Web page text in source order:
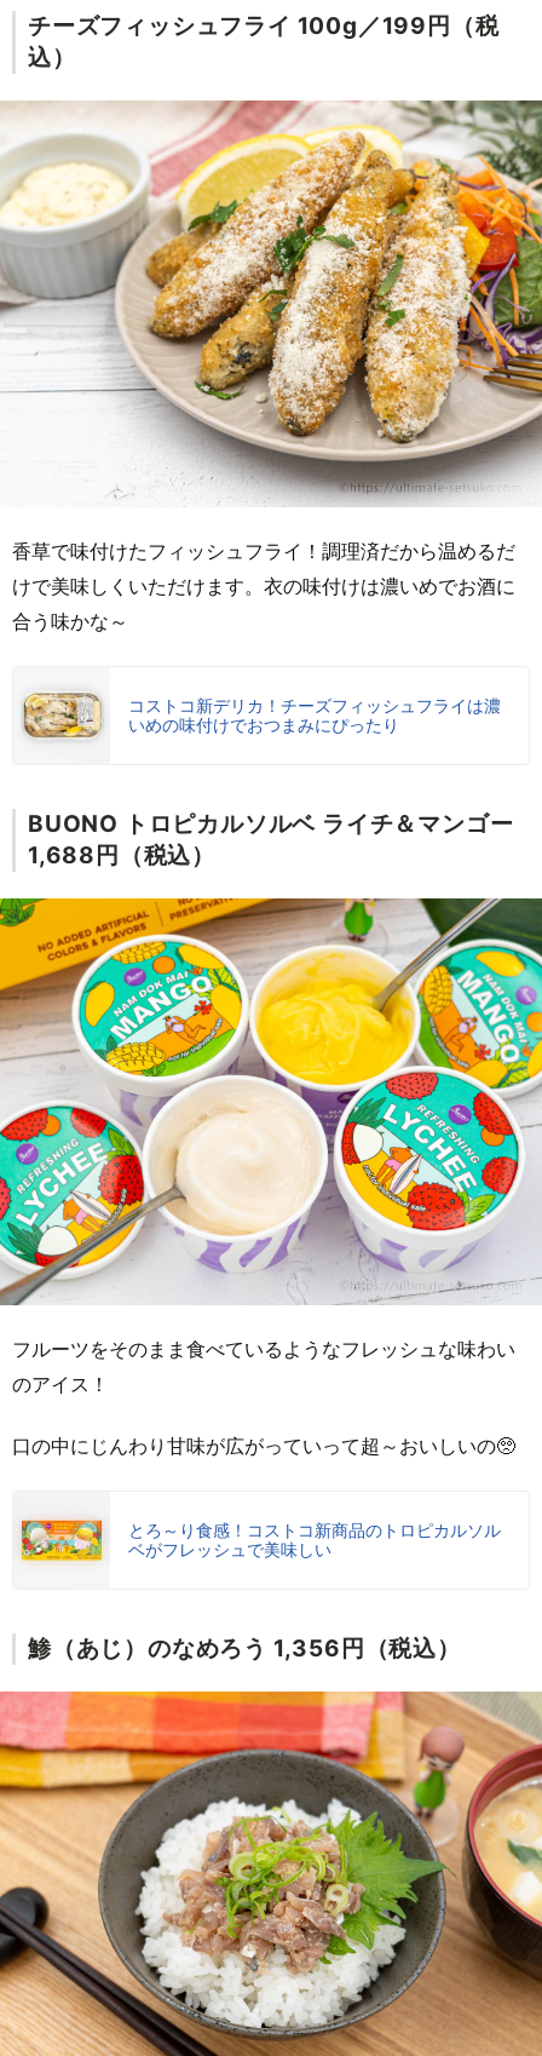
チーズフィッシュフライ 100g／199円（税
込）
香草で味付けたフィッシュフライ！調理済だから温めるだ
けで美味しくいただけます。衣の味付けは濃いめでお酒に
合う味かな～
コストコ新デリカ！チーズフィッシュフライは濃
いめの味付けでおつまみにぴったり
BUONO トロピカルソルベ ライチ＆マンゴー
1,688円（税込）
フルーツをそのまま食べているようなフレッシュな味わい
のアイス！
口の中にじんわり甘味が広がっていって超～おいしいの🥺
とろ～り食感！コストコ新商品のトロピカルソル
ベがフレッシュで美味しい
鯵（あじ）のなめろう 1,356円（税込）